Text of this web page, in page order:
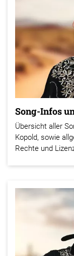
Song-Infos
Übersicht aller
Kopold, sowie
Rechte und